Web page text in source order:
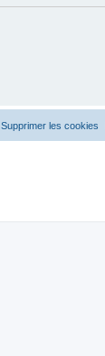
Supprimer les cookies